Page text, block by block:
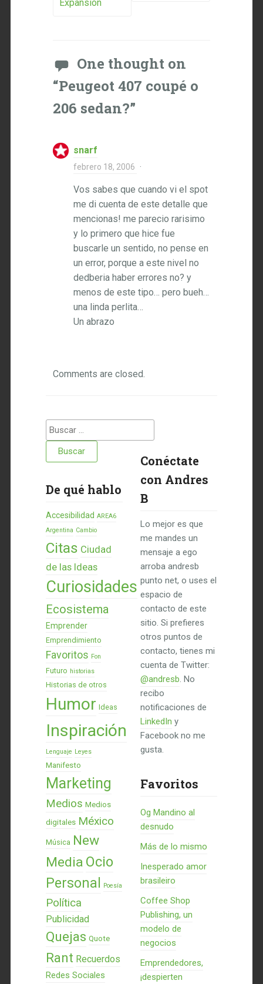
Expansión
One thought on
“Peugeot 407 coupé o
206 sedan?”
snarf
febrero 18, 2006 ·
Vos sabes que cuando vi el spot
me di cuenta de este detalle que
mencionas! me parecio rarisimo
y lo primero que hice fue
buscarle un sentido, no pense en
un error, porque a este nivel no
dedberia haber errores no? y
menos de este tipo… pero bueh…
una linda perlita…
Un abrazo
Comments are closed.
Buscar:
De qué hablo
Accesibilidad AREA6
Argentina Cambio
Citas Ciudad
de las Ideas
Curiosidades
Ecosistema
Emprender
Emprendimiento
Favoritos Fon
Futuro historias
Historias de otros
Humor Ideas
Inspiración
Lenguaje Leyes
Manifesto
Marketing
Medios Medios
digitales México
Música New
Media Ocio
Personal Poesía
Política
Publicidad
Quejas Quote
Rant Recuerdos
Redes Sociales
Conéctate
con Andres
B
Lo mejor es que
me mandes un
mensaje a ego
arroba andresb
punto net, o uses el
espacio de
contacto de este
sitio. Si prefieres
otros puntos de
contacto, tienes mi
cuenta de Twitter:
@andresb. No
recibo
notificaciones de
LinkedIn y
Facebook no me
gusta.
Favoritos
Og Mandino al
desnudo
Más de lo mismo
Inesperado amor
brasileiro
Coffee Shop
Publishing, un
modelo de
negocios
Emprendedores,
¡despierten